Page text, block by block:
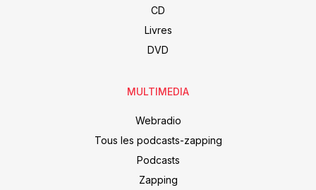
CD
Livres
DVD
MULTIMEDIA
Webradio
Tous les podcasts-zapping
Podcasts
Zapping